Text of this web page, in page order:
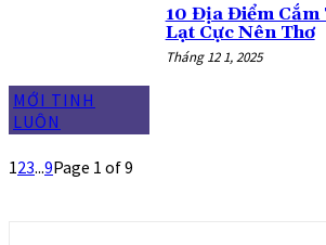
MỚI TINH
LUÔN
10 Địa Điểm
Lạt Cực Nên Thơ
Tháng 12 1, 2025
123...9Page 1 of 9